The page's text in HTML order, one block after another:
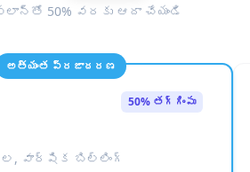
50% వరకు ఆదా చేయండి
అత్యంత ప్రజాదరణ
50% తగ్గింపు
వార్షిక బిల్లింగ్